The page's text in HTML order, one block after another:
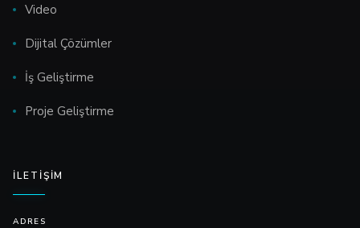
Video
Dijital Çözümler
İş Geliştirme
Proje Geliştirme
İLETIŞIM
ADRES